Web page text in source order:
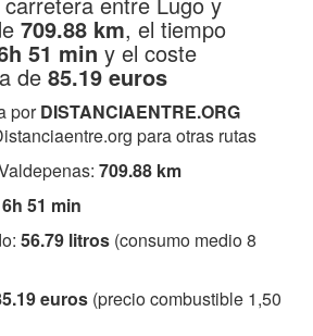
709.88 km, el tiempo
51 min y el coste
de 85.19 euros
porDISTANCIAENTRE.ORG
para otras rutas
709.88 km
6h 51 min
56.79 litros (consumo medio 8
euros (precio combustible 1,50